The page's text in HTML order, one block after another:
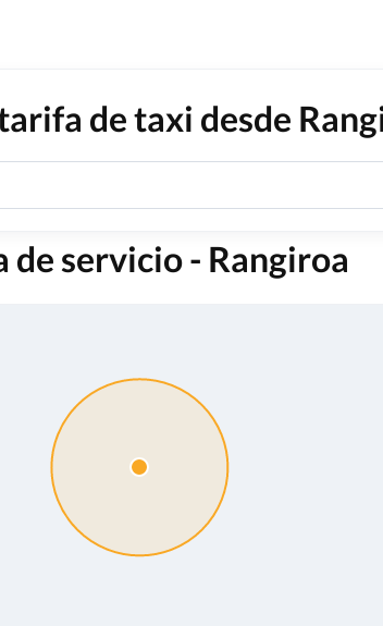
de taxi desde
de servicio - Rangiroa